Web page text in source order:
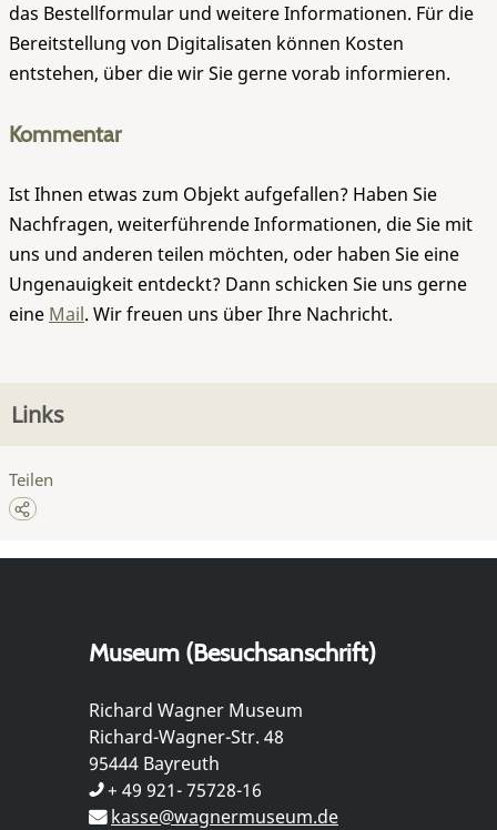
das Bestellformular und weitere Informationen. Für die
Bereitstellung von Digitalisaten können Kosten
entstehen, über die wir Sie gerne vorab informieren.
Kommentar
Ist Ihnen etwas zum Objekt aufgefallen? Haben Sie
Nachfragen, weiterführende Informationen, die Sie mit
uns und anderen teilen möchten, oder haben Sie eine
Ungenauigkeit entdeckt? Dann schicken Sie uns gerne
eine Mail. Wir freuen uns über Ihre Nachricht.
Links
Teilen
Museum (Besuchsanschrift)
Richard Wagner Museum
Richard-Wagner-Str. 48
95444 Bayreuth
+ 49 921- 75728-16
kasse@wagnermuseum.de